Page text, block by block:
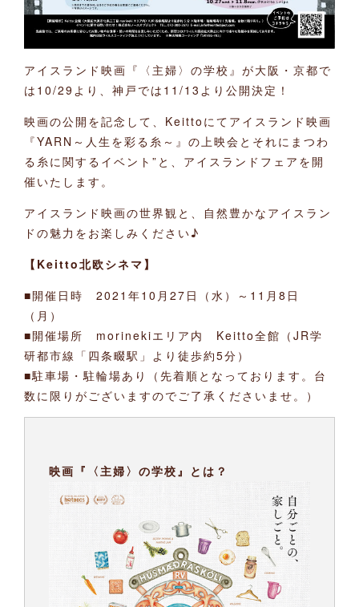
アイスランド映画『〈主婦〉の学校』が大阪・京都で
は10/29より、神戸では11/13より公開決定！
映画の公開を記念して、Keittoにてアイスランド映画
『YARN～人生を彩る糸～』の上映会とそれにまつわ
る糸に関するイベント”と、アイスランドフェアを開
催いたします。
アイスランド映画の世界観と、自然豊かなアイスラン
ドの魅力をお楽しみください♪
【Keitto北欧シネマ】
■開催日時 2021年10月27日（水）～11月8日
（月）
■開催場所 morinekiエリア内 Keitto全館（JR学
研都市線「四条畷駅」より徒歩約5分）
■駐車場・駐輪場あり（先着順となっております。台
数に限りがございますのでご了承くださいませ。）
映画『〈主婦〉の学校』とは？